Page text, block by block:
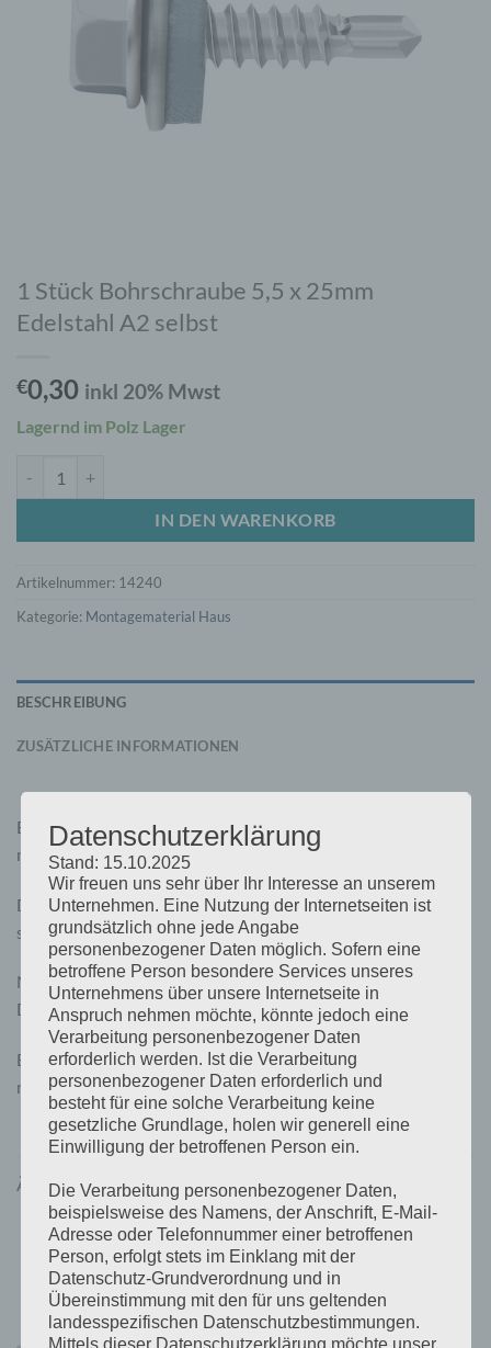
1 Stück Bohrschraube 5,5 x 25mm
Edelstahl A2 selbst
€0,30 inkl 20% Mwst
Lagernd im Polz Lager
IN DEN WARENKORB
Artikelnummer: 14240
Kategorie: Montagematerial Haus
BESCHREIBUNG
ZUSÄTZLICHE INFORMATIONEN
Bohrschraube 5,5 x 25 mm mit ein 8 mm Sechskantkopf mit
BUND Edelstahl mit einer ca. 14 mm großen Dichtscheibe
mit Gummi (EPDM).
Diese Bohrschrauben sind zur Befestigung von Profilblechen
sowie vonTrapezdachaken und Aluprofilen auf Blechen.
Nach der Montage vulkanisiert sich der Gummi der
Dichtscheibe an das Blech.
Es ist ein sehr einfaches Arbeiten mit diesen Schrauben, weil
man nicht extra vorbohren muss.
ÄHNLICHE PRODUKTE
Datenschutzerklärung
Stand: 15.10.2025
Wir freuen uns sehr über Ihr Interesse an unserem
Unternehmen. Eine Nutzung der Internetseiten ist
grundsätzlich ohne jede Angabe
personenbezogener Daten möglich. Sofern eine
betroffene Person besondere Services unseres
Unternehmens über unsere Internetseite in
Anspruch nehmen möchte, könnte jedoch eine
Verarbeitung personenbezogener Daten
erforderlich werden. Ist die Verarbeitung
personenbezogener Daten erforderlich und
besteht für eine solche Verarbeitung keine
gesetzliche Grundlage, holen wir generell eine
Einwilligung der betroffenen Person ein.
Die Verarbeitung personenbezogener Daten,
beispielsweise des Namens, der Anschrift, E-Mail-
Adresse oder Telefonnummer einer betroffenen
Person, erfolgt stets im Einklang mit der
Datenschutz-Grundverordnung und in
Übereinstimmung mit den für uns geltenden
landesspezifischen Datenschutzbestimmungen.